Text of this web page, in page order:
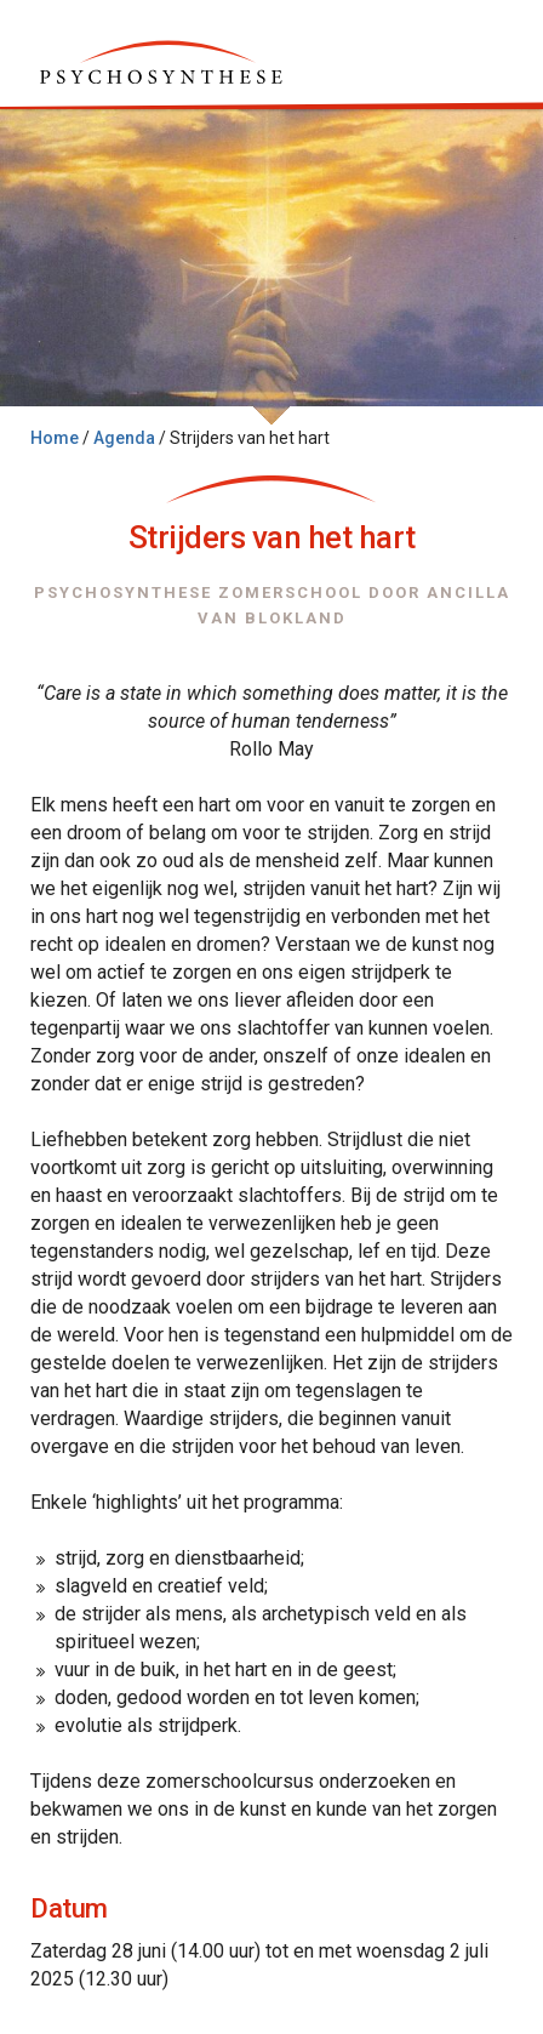
Home/Agenda/Strijders van het hart
Strijders van het hart
PSYCHOSYNTHESE ZOMERSCHOOL DOOR ANCILLA
VAN BLOKLAND
“Care is a state in which something does matter, it is the
source of human tenderness”
Rollo May
Elk mens heeft een hart om voor en vanuit te zorgen en
een droom of belang om voor te strijden. Zorg en strijd
zijn dan ook zo oud als de mensheid zelf. Maar kunnen
we het eigenlijk nog wel, strijden vanuit het hart? Zijn wij
in ons hart nog wel tegenstrijdig en verbonden met het
recht op idealen en dromen? Verstaan we de kunst nog
wel om actief te zorgen en ons eigen strijdperk te
kiezen. Of laten we ons liever afleiden door een
tegenpartij waar we ons slachtoffer van kunnen voelen.
Zonder zorg voor de ander, onszelf of onze idealen en
zonder dat er enige strijd is gestreden?
Liefhebben betekent zorg hebben. Strijdlust die niet
voortkomt uit zorg is gericht op uitsluiting, overwinning
en haast en veroorzaakt slachtoffers. Bij de strijd om te
zorgen en idealen te verwezenlijken heb je geen
tegenstanders nodig, wel gezelschap, lef en tijd. Deze
strijd wordt gevoerd door strijders van het hart. Strijders
die de noodzaak voelen om een bijdrage te leveren aan
de wereld. Voor hen is tegenstand een hulpmiddel om de
gestelde doelen te verwezenlijken. Het zijn de strijders
van het hart die in staat zijn om tegenslagen te
verdragen. Waardige strijders, die beginnen vanuit
overgave en die strijden voor het behoud van leven.
Enkele ‘highlights’ uit het programma:
strijd, zorg en dienstbaarheid;
slagveld en creatief veld;
de strijder als mens, als archetypisch veld en als
spiritueel wezen;
vuur in de buik, in het hart en in de geest;
doden, gedood worden en tot leven komen;
evolutie als strijdperk.
Tijdens deze zomerschoolcursus onderzoeken en
bekwamen we ons in de kunst en kunde van het zorgen
en strijden.
Datum
Zaterdag 28 juni (14.00 uur) tot en met woensdag 2 juli
2025 (12.30 uur)